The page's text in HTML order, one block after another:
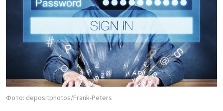
Фото: depositphotos/Frank-Peters